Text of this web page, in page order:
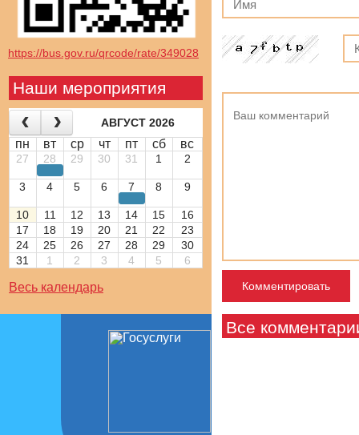
https://bus.gov.ru/qrcode/rate/349028
Наши мероприятия
АВГУСТ 2026
пн вт ср чт пт сб вс
27 28 29 30 31 1 2
3 4 5 6 7 8 9
10 11 12 13 14 15
16
17
18 19 20 21 22
23
24
25 26 27 28 29
30
31
1 2 3 4 5 6
Весь календарь
Все